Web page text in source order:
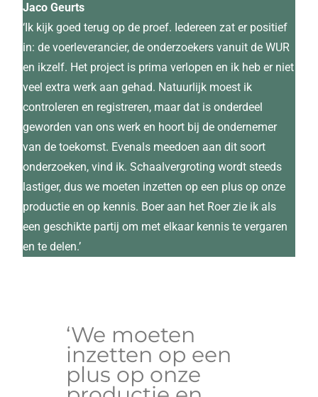
Jaco Geurts
‘Ik kijk goed terug op de proef. Iedereen zat er positief
in: de voerleverancier, de onderzoekers vanuit de WUR
en ikzelf. Het project is prima verlopen en ik heb er niet
veel extra werk aan gehad. Natuurlijk moest ik
controleren en registreren, maar dat is onderdeel
geworden van ons werk en hoort bij de ondernemer
van de toekomst. Evenals meedoen aan dit soort
onderzoeken, vind ik. Schaalvergroting wordt steeds
lastiger, dus we moeten inzetten op een plus op onze
productie en op kennis. Boer aan het Roer zie ik als
een geschikte partij om met elkaar kennis te vergaren
en te delen.’
‘We moeten
inzetten op een
plus op onze